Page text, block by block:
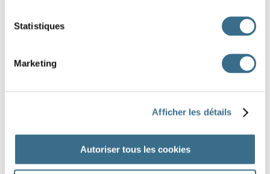
Statistiques
Marketing
Afficher les détails
Autoriser tous les cookies
Au bout de chaque phrase, écris le verbe à l'infinitif.
Au bout de chaque phrase, écris le verbe à l'infinitif.
Leçon de Grammaire : Ce et c' devant le verbe être - La